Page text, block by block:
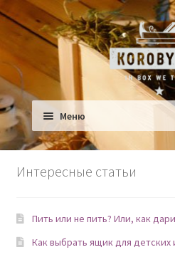
Перейти к навигации
Перейти к содержимому
Меню
Ящики
Сад
Интересные статьи
Пить или не пить? Или, как
Как выбрать ящик для детских